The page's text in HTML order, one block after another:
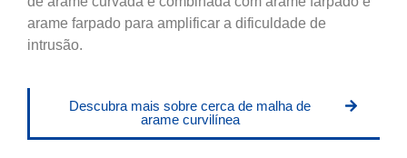
arame farpado para amplificar a dificuldade de
intrusão.
Descubra mais sobre cerca de malha de
arame curvilínea